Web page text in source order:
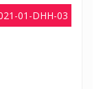
01-DHH-03